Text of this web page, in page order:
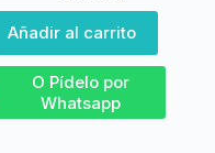
Añadir al carrito
O Pídelo por
Whatsapp